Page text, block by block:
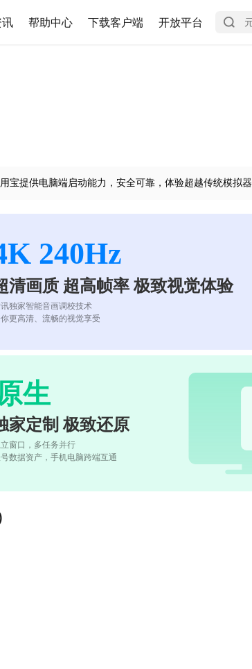
讯 帮助中心 下载客户端 开放平台
宝提供电脑端启动能力，安全可靠，体验超越传统模拟器
240Hz
清画质 超高帧率 极致视觉体验
独家智能音画调校技术
更高清、流畅的视觉享受
生
家定制 极致还原
窗口，多任务并行
数据资产，手机电脑跨端互通